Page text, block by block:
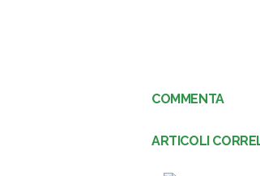
COMMENTA
ARTICOLI